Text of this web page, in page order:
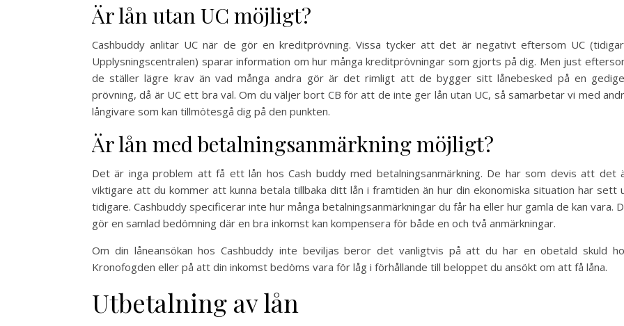
Är lån utan UC möjligt?
Cashbuddy anlitar UC när de gör en kreditprövning. Vissa tycker att det är negativt eftersom UC
Upplysningscentralen) sparar information om hur många kreditprövningar som gjorts på dig. Men just
de ställer lägre krav än vad många andra gör är det rimligt att de bygger sitt lånebesked på en
prövning, då är UC ett bra val. Om du väljer bort CB för att de inte ger lån utan UC, så samarbetar vi med
långivare som kan tillmötesgå dig på den punkten.
Är lån med betalningsanmärkning möjligt?
Det är inga problem att få ett lån hos Cash buddy med betalningsanmärkning. De har som devis att det
viktigare att du kommer att kunna betala tillbaka ditt lån i framtiden än hur din ekonomiska situation har sett
tidigare. Cashbuddy specificerar inte hur många betalningsanmärkningar du får ha eller hur gamla de kan vara.
gör en samlad bedömning där en bra inkomst kan kompensera för både en och två anmärkningar.
Om din låneansökan hos Cashbuddy inte beviljas beror det vanligtvis på att du har en obetald skuld
Kronofogden eller på att din inkomst bedöms vara för låg i förhållande till beloppet du ansökt om att få låna.
Utbetalning av lån